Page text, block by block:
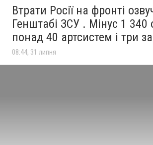
Втрати Росії на фронті
Генштабі ЗСУ . Мінус 1 340
понад 40 артсистем і три
08:44, 31 липня